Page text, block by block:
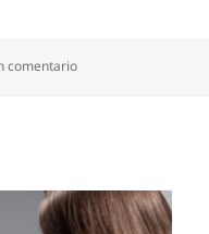
comentarioen LIBERADE